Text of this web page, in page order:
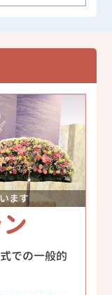
ます
での一般的